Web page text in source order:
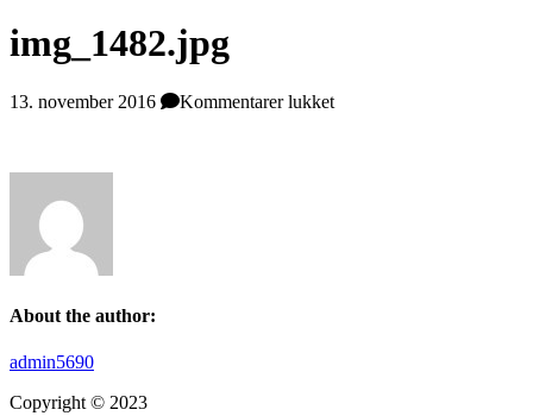
img_1482.jpg
13. november 2016 Kommentarer lukkettil
About the author:
admin5690
Copyright © 2023